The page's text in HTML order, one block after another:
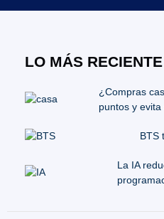
LO MÁS RECIENTE
¿Compras
puntos y
BTS
La IA